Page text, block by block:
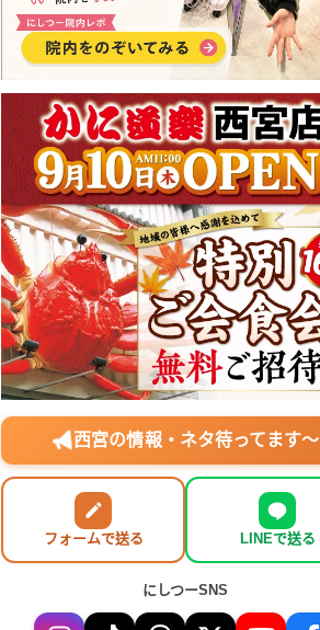
西宮の情報・ネタ待ってます〜
フォームで送る LINEで送る
にしつーSNS